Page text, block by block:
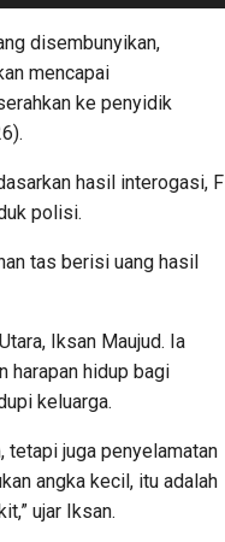
disembunyikan,
mencapai
ke penyidik
hasil interogasi, F
polisi.
tas berisi uang hasil
Iksan Maujud. Ia
harapan hidup bagi
keluarga.
tetapi juga penyelamatan
angka kecil, itu adalah
ujar Iksan.